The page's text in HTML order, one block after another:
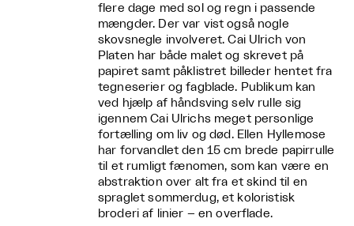
flere dage med sol og regn i passende
mængder. Der var vist også nogle
skovsnegle involveret. Cai Ulrich von
Platen har både malet og skrevet på
papiret samt påklistret billeder hentet fra
tegneserier og fagblade. Publikum kan
ved hjælp af håndsving selv rulle sig
igennem Cai Ulrichs meget personlige
fortælling om liv og død. Ellen Hyllemose
har forvandlet den 15 cm brede papirrulle
til et rumligt fænomen, som kan være en
abstraktion over alt fra et skind til en
spraglet sommerdug, et koloristisk
broderi af linier – en overflade.